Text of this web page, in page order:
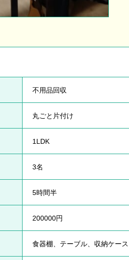
不用品回収
丸ごと片付け
1LDK
3名
5時間半
200000円
食器棚、テーブル、収納ケー